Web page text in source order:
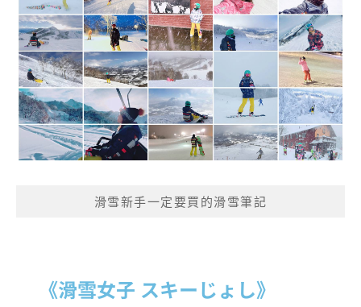
滑雪新手一定要買的滑雪筆記